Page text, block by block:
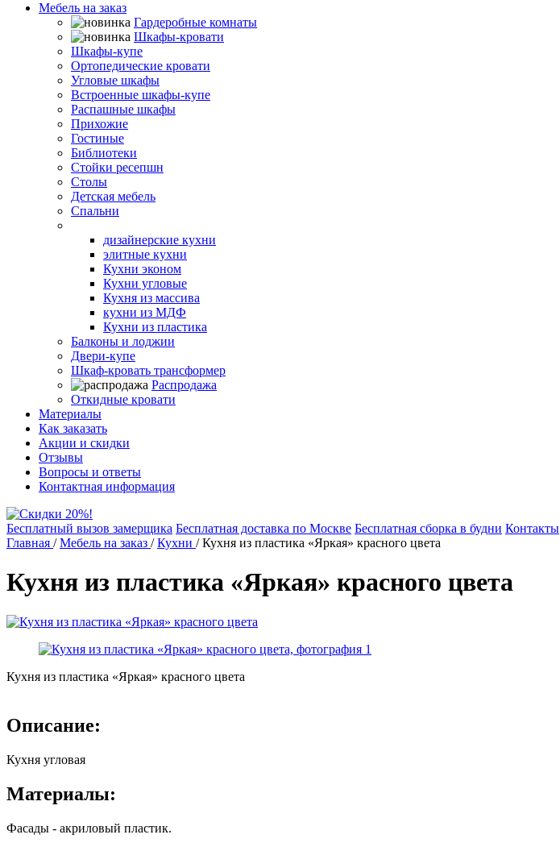
Мебель на заказ
Гардеробные комнаты
Шкафы-кровати
Шкафы-купе
Ортопедические кровати
Угловые шкафы
Встроенные шкафы-купе
Распашные шкафы
Прихожие
Гостиные
Библиотеки
Стойки ресепшн
Столы
Детская мебель
Спальни
дизайнерские кухни
элитные кухни
Кухни эконом
Кухни угловые
Кухня из массива
кухни из МДФ
Кухни из пластика
Балконы и лоджии
Двери-купе
Шкаф-кровать трансформер
Распродажа
Откидные кровати
Материалы
Как заказать
Акции и скидки
Отзывы
Вопросы и ответы
Контактная информация
Бесплатный вызов замерщика Бесплатная доставка по Москве Бесплатная сборка в будни Контакты
Главная /Мебель на заказ /Кухни /Кухня из пластика «Яркая» красного цвета
Кухня из пластика «Яркая» красного цвета
Кухня из пластика «Яркая» красного цвета
Описание:
Кухня угловая
Материалы:
Фасады - акриловый пластик.